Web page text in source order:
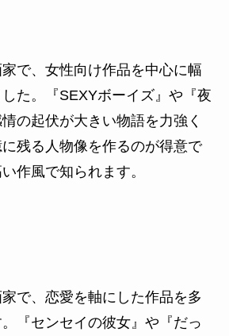
で、女性向け作品を中心に幅
た。『SEXYボーイズ』や『夜
の起伏が大きい物語を力強く
残る人物像を作るのが得意で
作風で知られます。
で、恋愛を軸にした作品を多
『センセイの彼女』や『だっ